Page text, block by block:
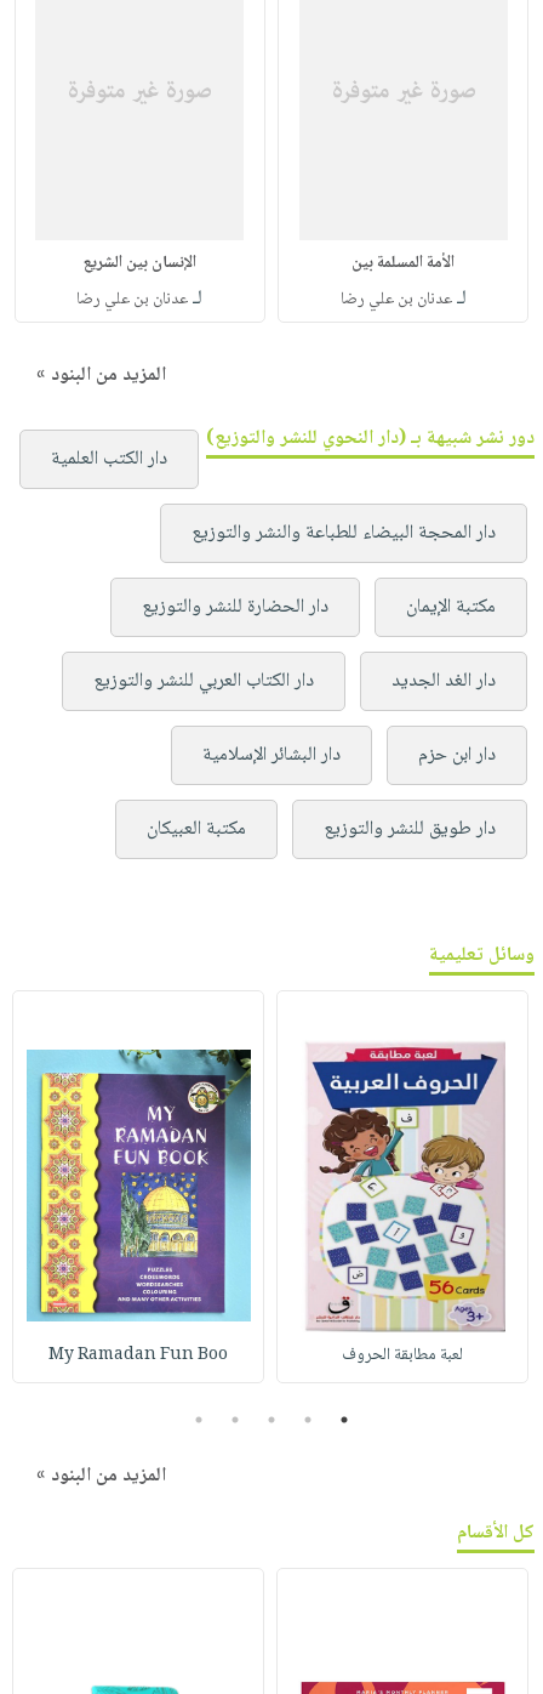
الأمة المسلمة بين
لـعدنان بن علي رضا
الإنسان بين الشريع
لـعدنان بن علي رضا
المزيد من البنود »
دور نشر شبيهة بـ (دار النحوي للنشر والتوزيع)
دار الكتب العلمية
دار المحجة البيضاء للطباعة والنشر والتوزيع
مكتبة الإيمان دار الحضارة للنشر والتوزيع
دار الغد الجديد دار الكتاب العربي للنشر والتوزيع
دار ابن حزم دار البشائر الإسلامية
دار طويق للنشر والتوزيع مكتبة العبيكان
وسائل تعليمية
لعبة مطابقة الحروف My Ramadan Fun Boo
1
2
3
4
5
المزيد من البنود »
كل الأقسام